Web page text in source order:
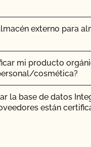
MyCCOF? ¿Cómo
sesión?
para actualizar
de OSP,
datos o contactos?
de Sistema
externo para
mi producto
cosmética?
la base de datos
están